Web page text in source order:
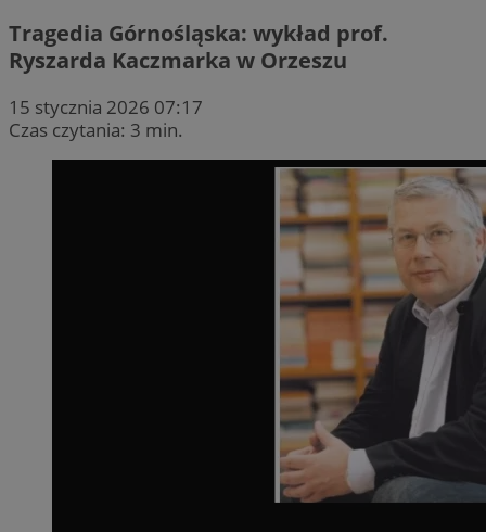
Tragedia Górnośląska: wykład prof.
Ryszarda Kaczmarka w Orzeszu
15 stycznia 2026 07:17
Czas czytania: 3 min.